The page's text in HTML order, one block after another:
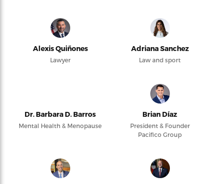
Alexis Quiñones
Lawyer
Adriana Sanchez
Law and sport
Dr. Barbara D. Barros
Mental Health & Menopause
Brian Díaz
President & Founder
Pacifico Group